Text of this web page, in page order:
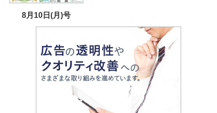
8月10日(月)号